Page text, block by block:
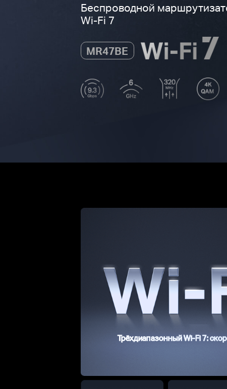
Беспроводной
Wi-Fi 7
MR47BE
Трёхдиапазонный Wi-Fi 7: